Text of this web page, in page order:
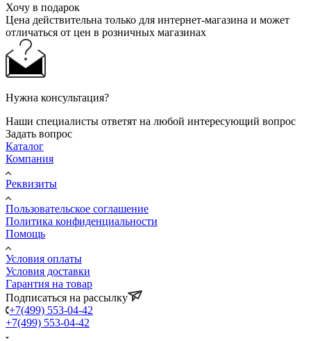
Хочу в подарок
Цена действительна только для интернет-магазина и может
отличаться от цен в розничных магазинах
Нужна консультация?
Наши специалисты ответят на любой интересующий вопрос
Задать вопрос
Каталог
Компания
Реквизиты
Пользовательское соглашение
Политика конфиденциальности
Помощь
Условия оплаты
Условия доставки
Гарантия на товар
Подписаться на рассылку
+7(499) 553-04-42
+7(499) 553-04-42